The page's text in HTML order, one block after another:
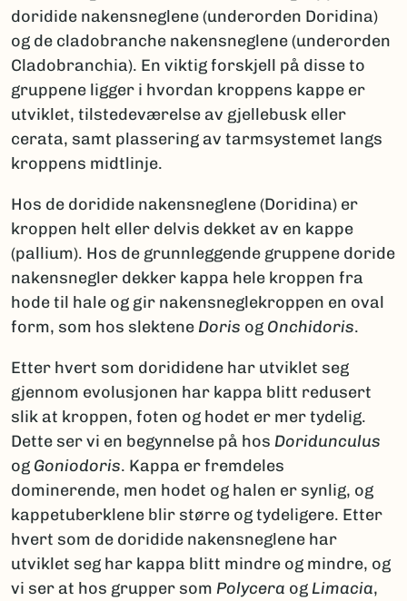
doridide nakensneglene (underorden Doridina)
og de cladobranche nakensneglene (underorden
Cladobranchia). En viktig forskjell på disse to
gruppene ligger i hvordan kroppens kappe er
utviklet, tilstedeværelse av gjellebusk eller
cerata, samt plassering av tarmsystemet langs
kroppens midtlinje.
Hos de doridide nakensneglene (Doridina) er
kroppen helt eller delvis dekket av en kappe
(pallium). Hos de grunnleggende gruppene doride
nakensnegler dekker kappa hele kroppen fra
hode til hale og gir nakensneglekroppen en oval
form, som hos slektene Doris og Onchidoris.
Etter hvert som dorididene har utviklet seg
gjennom evolusjonen har kappa blitt redusert
slik at kroppen, foten og hodet er mer tydelig.
Dette ser vi en begynnelse på hos Doridunculus
og Goniodoris. Kappa er fremdeles
dominerende, men hodet og halen er synlig, og
kappetuberklene blir større og tydeligere. Etter
hvert som de doridide nakensneglene har
utviklet seg har kappa blitt mindre og mindre, og
vi ser at hos grupper som Polycera og Limacia,